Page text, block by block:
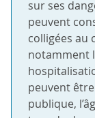
sur ses
peuvent
colligées au
notamment
peuvent
publique,